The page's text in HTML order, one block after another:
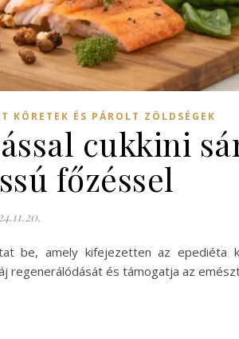
KÖRETEK ÉS PÁROLT ZÖLDSÉGEK
cukkini
főzéssel
be, amely kifejezetten az epediéta
regenerálódását és támogatja az